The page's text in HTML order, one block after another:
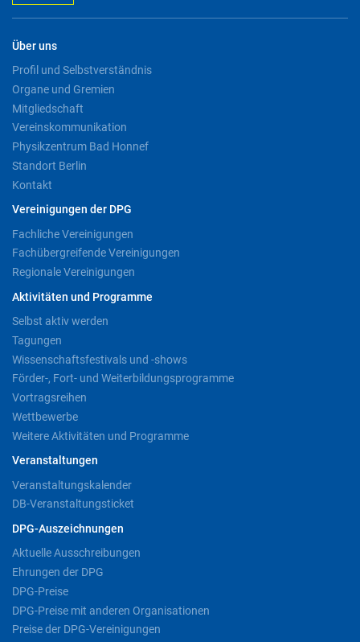
Über uns
Profil und Selbstverständnis
Organe und Gremien
Mitgliedschaft
Vereinskommunikation
Physikzentrum Bad Honnef
Standort Berlin
Kontakt
Vereinigungen der DPG
Fachliche Vereinigungen
Fachübergreifende Vereinigungen
Regionale Vereinigungen
Aktivitäten und Programme
Selbst aktiv werden
Tagungen
Wissenschaftsfestivals und -shows
Förder-, Fort- und Weiterbildungsprogramme
Vortragsreihen
Wettbewerbe
Weitere Aktivitäten und Programme
Veranstaltungen
Veranstaltungskalender
DB-Veranstaltungsticket
DPG-Auszeichnungen
Aktuelle Ausschreibungen
Ehrungen der DPG
DPG-Preise
DPG-Preise mit anderen Organisationen
Preise der DPG-Vereinigungen